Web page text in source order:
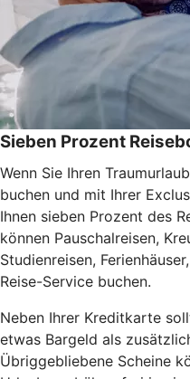
Sieben Prozent
Wenn Sie Ihren
buchen und mit Ihrer
Ihnen sieben Prozent des
können Pauschalreisen,
Studienreisen,
Reise-Service buchen.
Neben Ihrer Kreditkarte
etwas Bargeld als
Übriggebliebene Scheine